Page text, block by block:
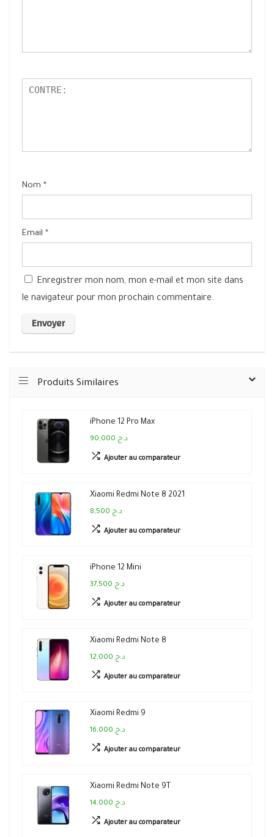
Nom *
Email *
Enregistrer mon nom, mon e-mail et mon site dans
le navigateur pour mon prochain commentaire.
Produits Similaires
iPhone 12 Pro Max
90,000 د.ج
Ajouter au comparateur
Xiaomi Redmi Note 8 2021
8,500 د.ج
Ajouter au comparateur
iPhone 12 Mini
37,500 د.ج
Ajouter au comparateur
Xiaomi Redmi Note 8
12,000 د.ج
Ajouter au comparateur
Xiaomi Redmi 9
16,000 د.ج
Ajouter au comparateur
Xiaomi Redmi Note 9T
14,000 د.ج
Ajouter au comparateur